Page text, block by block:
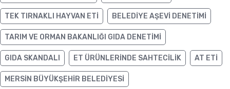
TEK TIRNAKLI HAYVAN ETI BELEDIYE AŞEVI DENETIMI
TARIM VE ORMAN BAKANLIĞI GIDA DENETIMI
GIDA SKANDALI ET ÜRÜNLERINDE SAHTECILIK AT ETI
MERSIN BÜYÜKŞEHIR BELEDIYESI